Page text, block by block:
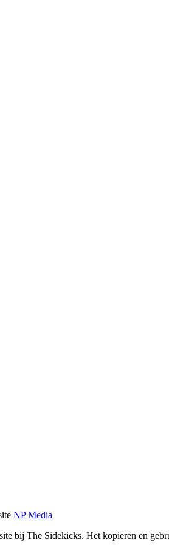
NP Media
bij The Sidekicks. Het kopieren en